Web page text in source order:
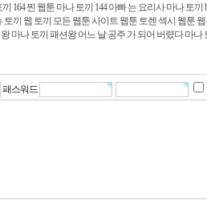
164 찐 웹툰 마나 토끼 144 아빠 는 요리사 마나 토끼
토끼 웹 토끼 모든 웹툰 사이트 웹툰 토렌섹시 웹툰
마나 토끼 패션왕 어느 날 공주 가 되어 버렸다 마나
패스워드